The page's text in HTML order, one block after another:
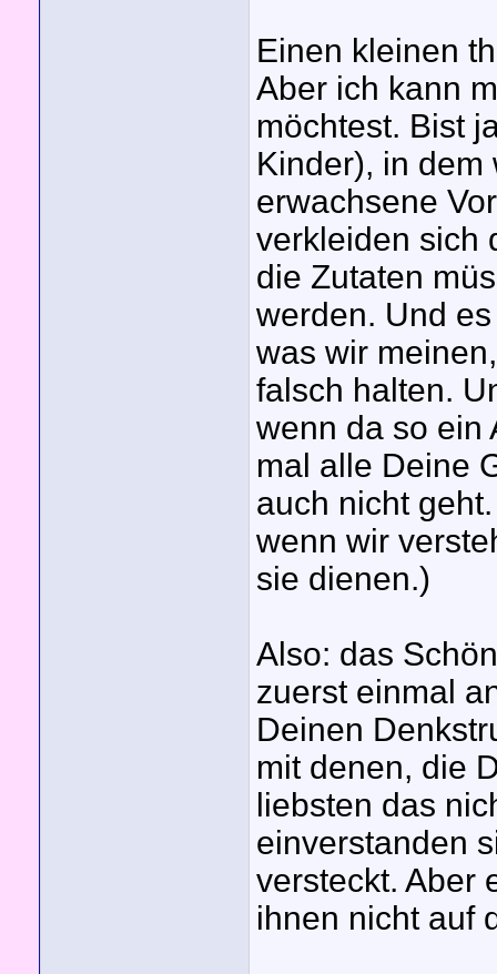
Einen kleinen
Aber ich kann
möchtest. Bist
Kinder), in
erwachsene
verkleiden sich
die Zutaten
werden. Und
was wir
falsch halten.
wenn da so ein
mal alle Deine
auch nicht
wenn wir
sie dienen.)
Also: das
zuerst einmal
Deinen
mit denen, die
liebsten das
einverstanden
versteckt. Aber
ihnen nicht auf